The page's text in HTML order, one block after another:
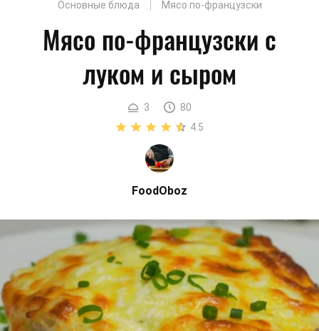
Основные блюда Мясо по-французски
Мясо по-французски с
луком и сыром
3
80
4.5
FoodOboz